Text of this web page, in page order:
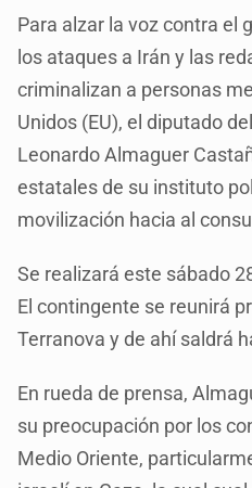
Para alzar la voz contra el
los ataques a Irán y las
criminalizan a personas
Unidos (EU), el diputado
Leonardo Almaguer
estatales de su instituto
movilización hacia al
Se realizará este sábado
El contingente se reunirá
Terranova y de ahí saldrá
En rueda de prensa,
su preocupación por los
Medio Oriente,